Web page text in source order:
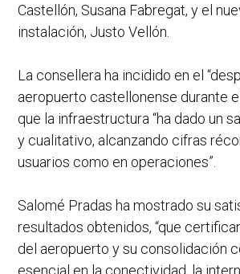
Castellón, Susana Fabregat, y el
instalación, Justo Vellón.
La consellera ha incidido en el
aeropuerto castellonense durante
que la infraestructura “ha dado un
y cualitativo, alcanzando cifras
usuarios como en operaciones”.
Salomé Pradas ha mostrado su
resultados obtenidos, “que
del aeropuerto y su consolidación
esencial en la conectividad, la